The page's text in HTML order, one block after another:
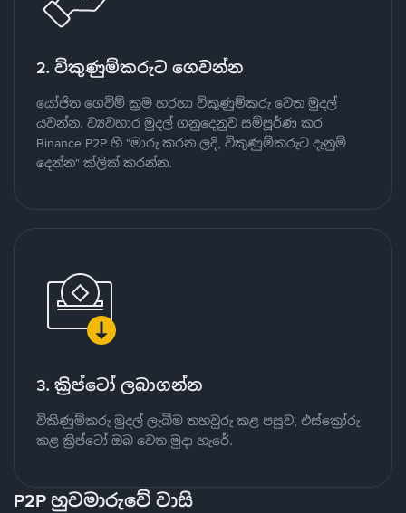
2. විකුණුම්කරුට ගෙවන්න
යෝජිත ගෙවීම් ක්‍රම හරහා විකුණුම්කරු වෙත මුදල්
යවන්න. ව්‍යවහාර මුදල් ගනුදෙනුව සම්පූර්ණ කර
Binance P2P හි "මාරු කරන ලදි, විකුණුම්කරුට දැනුම්
දෙන්න" ක්ලික් කරන්න.
3. ක්‍රිප්ටෝ ලබාගන්න
විකිණුම්කරු මුදල් ලැබීම තහවුරු කළ පසුව, එස්ක්‍රෝරු
කළ ක්‍රිප්ටෝ ඔබ වෙත මුදා හැරේ.
P2P හුවමාරුවේ වාසි